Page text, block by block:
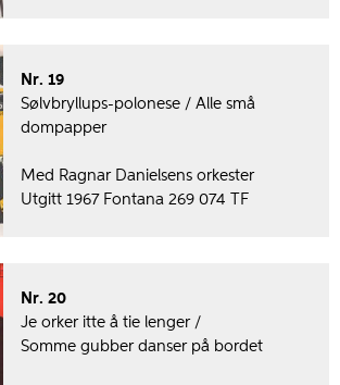
Nr. 19
Sølvbryllups-polonese / Alle små
dompapper
Med Ragnar Danielsens orkester
Utgitt 1967 Fontana 269 074 TF
Nr. 20
Je orker itte å tie lenger /
Somme gubber danser på bordet